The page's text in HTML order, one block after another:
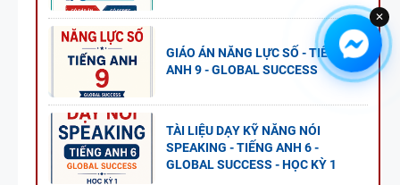
GIÁO ÁN NĂNG LỰC SỐ - TIẾNG
ANH 9 - GLOBAL SUCCESS
TÀI LIỆU DẠY KỸ NĂNG NÓI
SPEAKING - TIẾNG ANH 6 -
GLOBAL SUCCESS - HỌC KỲ 1
✕